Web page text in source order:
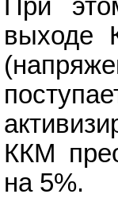
При
выходе
ККМ
на 5%.